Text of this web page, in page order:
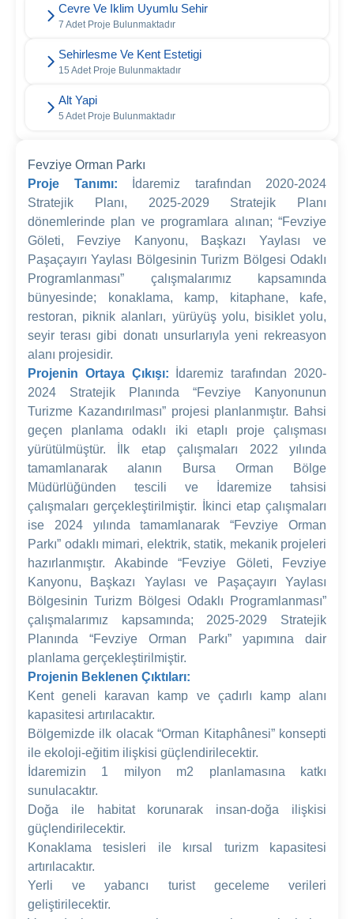
Cevre Ve Iklim Uyumlu Sehir
7 Adet Proje Bulunmaktadır
Sehirlesme Ve Kent Estetigi
15 Adet Proje Bulunmaktadır
Alt Yapi
5 Adet Proje Bulunmaktadır
Fevziye Orman Parkı
Proje Tanımı:
İdaremiz tarafından 2020-2024
Stratejik Planı, 2025-2029 Stratejik Planı
dönemlerinde plan ve programlara alınan; “Fevziye
Göleti, Fevziye Kanyonu, Başkazı Yaylası ve
Paşaçayırı Yaylası Bölgesinin Turizm Bölgesi Odaklı
Programlanması” çalışmalarımız kapsamında
bünyesinde; konaklama, kamp, kitaphane, kafe,
restoran, piknik alanları, yürüyüş yolu, bisiklet yolu,
seyir terası gibi donatı unsurlarıyla yeni rekreasyon
alanı projesidir.
Projenin Ortaya Çıkışı: İdaremiz tarafından 2020-
2024 Stratejik Planında “Fevziye Kanyonunun
Turizme Kazandırılması” projesi planlanmıştır. Bahsi
geçen planlama odaklı iki etaplı proje çalışması
yürütülmüştür. İlk etap çalışmaları 2022 yılında
tamamlanarak alanın Bursa Orman Bölge
Müdürlüğünden tescili ve İdaremize tahsisi
çalışmaları gerçekleştirilmiştir. İkinci etap çalışmaları
ise 2024 yılında tamamlanarak “Fevziye Orman
Parkı” odaklı mimari, elektrik, statik, mekanik projeleri
hazırlanmıştır. Akabinde “Fevziye Göleti, Fevziye
Kanyonu, Başkazı Yaylası ve Paşaçayırı Yaylası
Bölgesinin Turizm Bölgesi Odaklı Programlanması”
çalışmalarımız kapsamında; 2025-2029 Stratejik
Planında “Fevziye Orman Parkı” yapımına dair
planlama gerçekleştirilmiştir.
Projenin Beklenen Çıktıları:
Kent geneli karavan kamp ve çadırlı kamp alanı
kapasitesi artırılacaktır.
Bölgemizde ilk olacak “Orman Kitaphânesi” konsepti
ile ekoloji-eğitim ilişkisi güçlendirilecektir.
İdaremizin 1 milyon m2 planlamasına katkı
sunulacaktır.
Doğa ile habitat korunarak insan-doğa ilişkisi
güçlendirilecektir.
Konaklama tesisleri ile kırsal turizm kapasitesi
artırılacaktır.
Yerli ve yabancı turist geceleme verileri
geliştirilecektir.